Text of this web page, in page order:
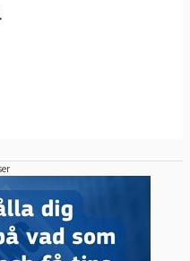
ska prövas
fall i det första EU-
till. Men
fall inte har följts
de ska ersättas.